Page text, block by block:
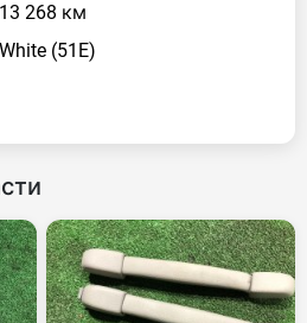
13 268 км
White (51E)